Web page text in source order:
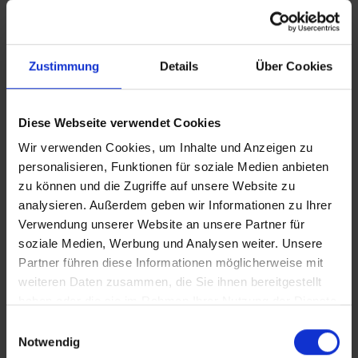
Zustimmung Details Über Cookies
Diese Webseite verwendet Cookies
Wir verwenden Cookies, um Inhalte und Anzeigen zu
personalisieren, Funktionen für soziale Medien anbieten
zu können und die Zugriffe auf unsere Website zu
analysieren. Außerdem geben wir Informationen zu Ihrer
Verwendung unserer Website an unsere Partner für
soziale Medien, Werbung und Analysen weiter. Unsere
Partner führen diese Informationen möglicherweise mit
weiteren Daten zusammen, die Sie ihnen bereitgestellt
Notwendig
Der Tempel Sri Kailawasanathan Swami Devasthanam liegt
in Colombo und fasziniert mit einer einmaligen Architektur
Nicht weit entfernt liegt der Felsentempel von Dambulla
ein Höhlenkloster, das zum UNESCO-Weltkulturerbe zählt.
Die über 2.000 Jahre alten Wandmalereien und Buddha-
Statuen machen diesen Ort zu einem der spirituellsten in
einzelnen Höhlen – jede erzählt ihre eigene Geschichte.